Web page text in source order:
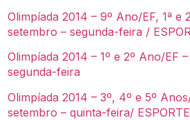
Olimpíada 2014 – 9º Ano/EF, 1ª e
setembro – segunda-feira /
Olimpíada 2014 – 1º e 2º Ano/EF
segunda-feira
Olimpíada 2014 – 3º, 4º e 5º
setembro – quinta-feira/